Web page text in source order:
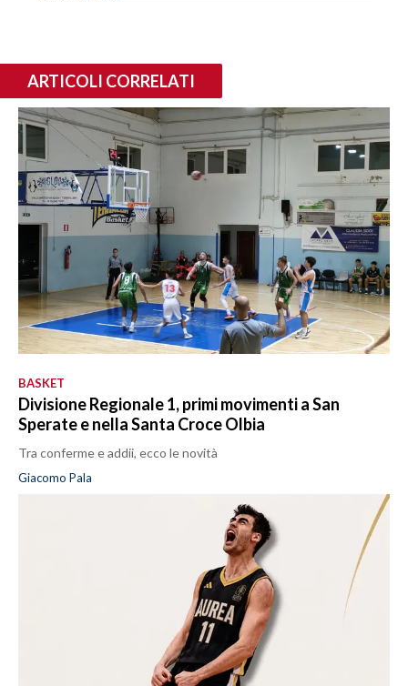
ARTICOLI CORRELATI
BASKET
Divisione Regionale 1, primi movimenti a San
Sperate e nella Santa Croce Olbia
Tra conferme e addii, ecco le novità
Giacomo Pala